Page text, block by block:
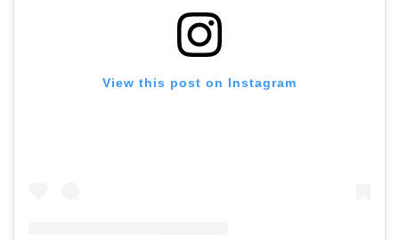
View this post on Instagram